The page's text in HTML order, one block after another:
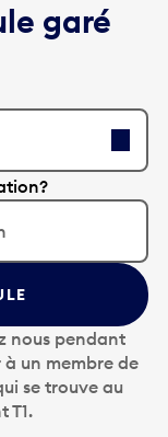
garé
nous pendant
à un membre de
se trouve au
T1.